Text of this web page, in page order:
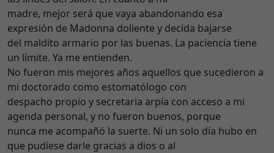
madre, mejor será que vaya abandonando esa
expresión de Madonna doliente y decida bajarse
del maldito armario por las buenas. La paciencia tiene
un límite. Ya me entienden.
No fueron mis mejores años aquellos que sucedieron a
mi doctorado como estomatólogo con
despacho propio y secretaria arpía con acceso a mi
agenda personal, y no fueron buenos, porque
nunca me acompañó la suerte. Ni un solo día hubo en
que pudiese darle gracias a dios o al